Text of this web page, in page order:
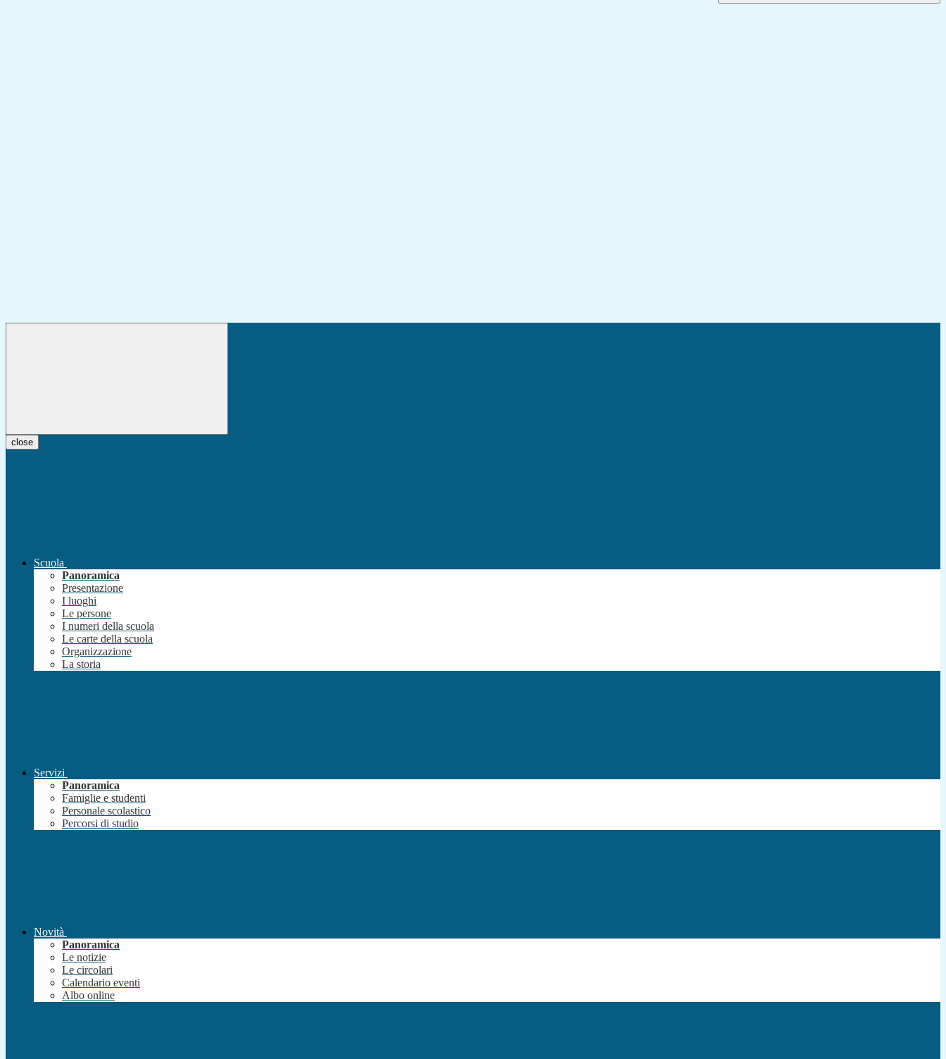
close
Scuola
Panoramica
Presentazione
I luoghi
Le persone
I numeri della scuola
Le carte della scuola
Organizzazione
La storia
Servizi
Panoramica
Famiglie e studenti
Personale scolastico
Percorsi di studio
Novità
Panoramica
Le notizie
Le circolari
Calendario eventi
Albo online